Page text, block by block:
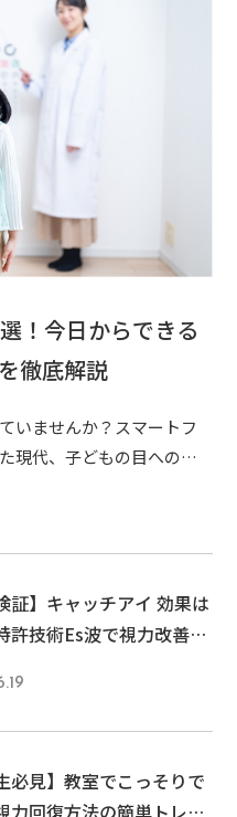
！今日からできる
徹底解説
いませんか？スマートフ
現代、子どもの目への負
にできることはない
証】キャッチアイ 効果は
許技術Es波で視力改善・
必見】教室でこっそりで
力回復方法の簡単トレー